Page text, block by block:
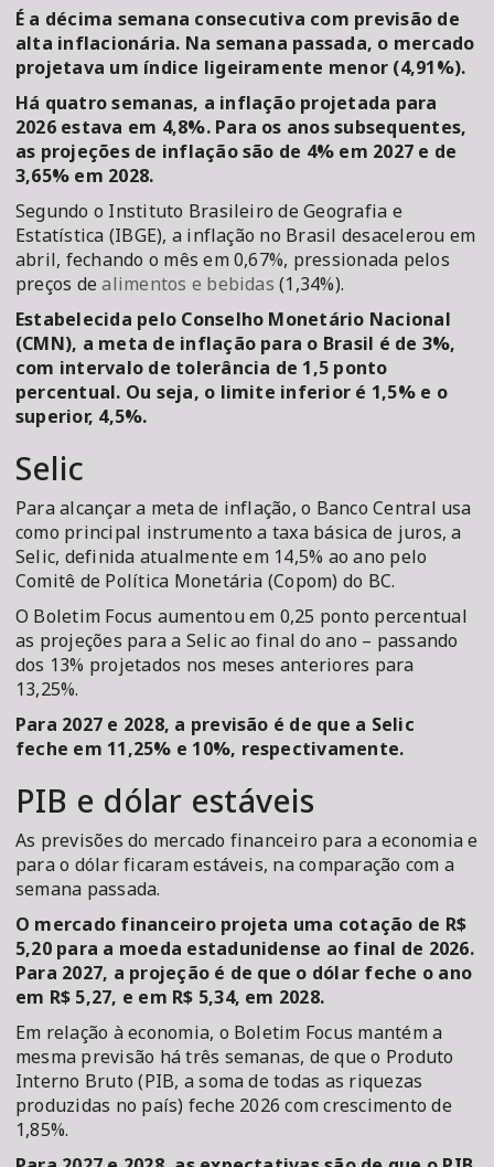
É a décima semana consecutiva com previsão de
alta inflacionária. Na semana passada, o mercado
projetava um índice ligeiramente menor (4,91%).
Há quatro semanas, a inflação projetada para
2026 estava em 4,8%. Para os anos subsequentes,
as projeções de inflação são de 4% em 2027 e de
3,65% em 2028.
Segundo o Instituto Brasileiro de Geografia e
Estatística (IBGE), a inflação no Brasil desacelerou em
abril, fechando o mês em 0,67%, pressionada pelos
preços dealimentos e bebidas (1,34%).
Estabelecida pelo Conselho Monetário Nacional
(CMN), a meta de inflação para o Brasil é de 3%,
com intervalo de tolerância de 1,5 ponto
percentual. Ou seja, o limite inferior é 1,5% e o
superior, 4,5%.
Selic
Para alcançar a meta de inflação, o Banco Central usa
como principal instrumento a taxa básica de juros, a
Selic, definida atualmente em 14,5% ao ano pelo
Comitê de Política Monetária (Copom) do BC.
O Boletim Focus aumentou em 0,25 ponto percentual
as projeções para a Selic ao final do ano – passando
dos 13% projetados nos meses anteriores para
13,25%.
Para 2027 e 2028, a previsão é de que a Selic
feche em 11,25% e 10%, respectivamente.
PIB e dólar estáveis
As previsões do mercado financeiro para a economia e
para o dólar ficaram estáveis, na comparação com a
semana passada.
O mercado financeiro projeta uma cotação de R$
5,20 para a moeda estadunidense ao final de 2026.
Para 2027, a projeção é de que o dólar feche o ano
em R$ 5,27, e em R$ 5,34, em 2028.
Em relação à economia, o Boletim Focus mantém a
mesma previsão há três semanas, de que o Produto
Interno Bruto (PIB, a soma de todas as riquezas
produzidas no país) feche 2026 com crescimento de
1,85%.